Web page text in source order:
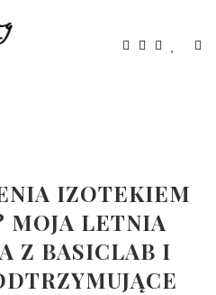
IZOTEKIEM
MOJA LETNIA
Z BASICLAB I